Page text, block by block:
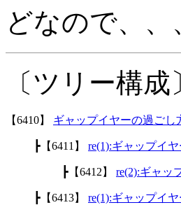
どなので、、
〔ツリー構成
【6410】 ギャップイヤーの過ごし
┣【6411】 re(1):ギャップイ
┣【6412】 re(2):ギャッ
┣【6413】 re(1):ギャップイ